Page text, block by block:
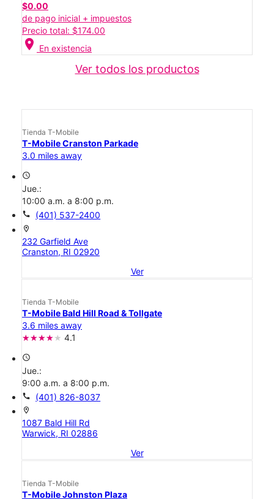
$0.00
de pago inicial + impuestos
Precio total: $174.00
location_on En existencia
Ver todos los productos
Tienda T-Mobile
T-Mobile Cranston Parkade
3.0 miles away
access_time
Jue.:
10:00 a.m. a 8:00 p.m.
call (401) 537-2400
location_on
232 Garfield Ave
Cranston, RI 02920
Ver
Tienda T-Mobile
T-Mobile Bald Hill Road & Tollgate
3.6 miles away
4.1
access_time
Jue.:
9:00 a.m. a 8:00 p.m.
call (401) 826-8037
location_on
1087 Bald Hill Rd
Warwick, RI 02886
Ver
Tienda T-Mobile
T-Mobile Johnston Plaza